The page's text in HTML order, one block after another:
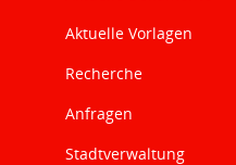
Aktuelle Vorlagen
Recherche
Anfragen
Stadtverwaltung